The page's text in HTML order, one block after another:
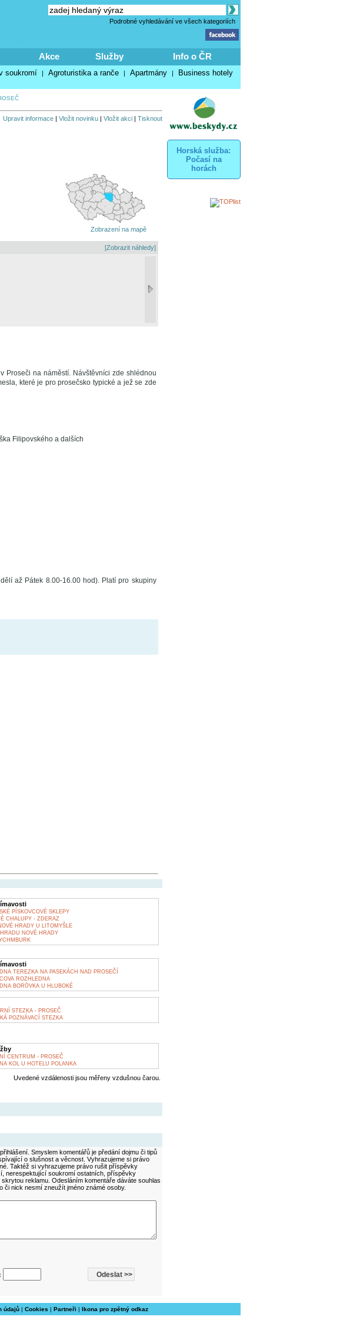
Podrobné vyhledávání ve všech kategoriích
Akce Služby Info o ČR
soukromí | Agroturistika a ranče | Apartmány | Business hotely
Upravit informace| Vložit novinku| Vložit akci| Tisknout
Zobrazení na mapě
[Zobrazit náhledy]
Proseči na náměstí. Návštěvníci zde shlédnou
které je pro prosečsko typické a jež se zde
Filipovského a dalších
až Pátek 8.00-16.00 hod). Platí pro skupiny
PÍSKOVCOVÉ SKLEPY
CHALUPY - ZDERAZ
HRADY U LITOMYŠLE
NOVÉ HRADY
TEREZKA NA PASEKÁCH NAD PROSEČÍ
ROZHLEDNA
BORŮVKA U HLUBOKÉ
STEZKA - PROSEČ
POZNÁVACÍ STEZKA
CENTRUM - PROSEČ
KOL U HOTELU POLANKA
Uvedené vzdálenosti jsou měřeny vzdušnou čarou.
Smyslem komentářů je předání dojmu či tipů
o slušnost a věcnost. Vyhrazujeme si právo
Taktéž si vyhrazujeme právo rušit příspěvky
nerespektující soukromí ostatních, příspěvky
reklamu. Odesláním komentáře dáváte souhlas
či nick nesmí zneužít jméno známé osoby.
Horská služba:
Počasí na
horách
údajů | Cookies | Partneři | Ikona pro zpětný odkaz